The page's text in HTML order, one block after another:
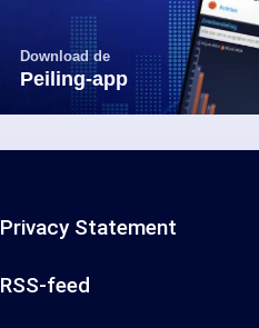
Download de
Peiling-app
Privacy Statement
RSS-feed